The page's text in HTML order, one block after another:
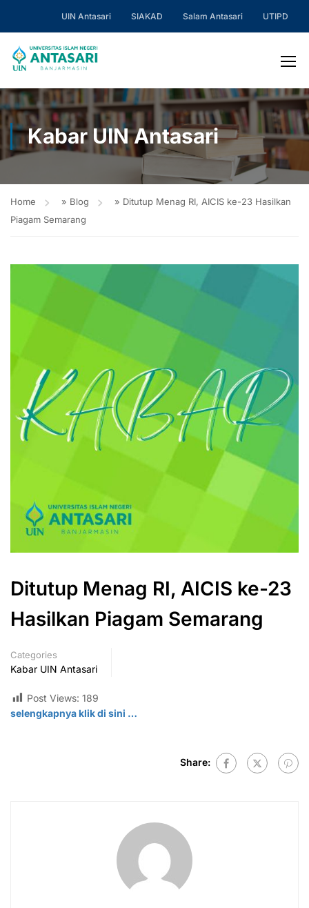
UIN Antasari SIAKAD Salam Antasari UTIPD
Kabar UIN Antasari
Home » Blog » Ditutup Menag RI, AICIS ke-23 Hasilkan
Piagam Semarang
Ditutup Menag RI, AICIS ke-23
Hasilkan Piagam Semarang
Categories
Kabar UIN Antasari
Post Views: 189
selengkapnya klik di sini …
Share: